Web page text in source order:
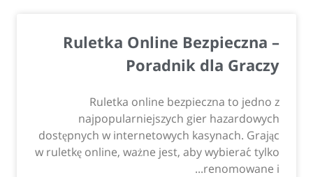
Ruletka Online Bezpieczna –
Poradnik dla Graczy
Ruletka online bezpieczna to jedno z
najpopularniejszych gier hazardowych
dostępnych w internetowych kasynach. Grając
w ruletkę online, ważne jest, aby wybierać tylko
renomowane i...